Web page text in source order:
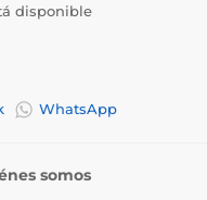
disponible
WhatsApp
somos